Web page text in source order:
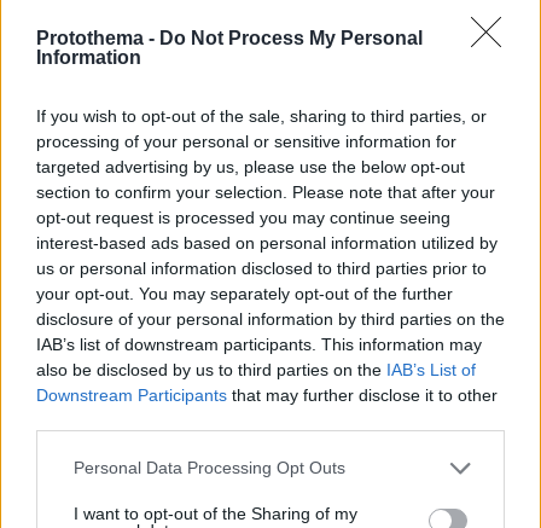
Protothema - Do Not Process My Personal
Information
If you wish to opt-out of the sale, sharing to third parties, or
processing of your personal or sensitive information for
targeted advertising by us, please use the below opt-out
section to confirm your selection. Please note that after your
opt-out request is processed you may continue seeing
interest-based ads based on personal information utilized by
us or personal information disclosed to third parties prior to
your opt-out. You may separately opt-out of the further
disclosure of your personal information by third parties on the
IAB’s list of downstream participants. This information may
also be disclosed by us to third parties on the IAB’s List of
Downstream Participants that may further disclose it to other
Please note that this website/app uses one or more Google
not limited to your visit or usage behaviour. You may click to
Personal Data Processing Opt Outs
I want to opt-out of the Sharing of my
έχουν οι λεγόμενες «Υπέροχες Επτά». Μετά το
πέρας της συνεδρίασης ανακοινώνουν
Amazon, με την Apple να ακολουθεί αύριο,
Πέμπτη.
Ιδιαίτερη προσοχή θα δοθεί στις προβλέψεις
τους για τις κεφαλαιουχικές δαπάνες, καθώς
και οι τέσσερις εταιρείες επενδύουν
δισεκατομμύρια δολάρια σε data centers και
υποδομές τεχνητής νοημοσύνης.
Τα αποτελέσματα έρχονται μία ημέρα μετά το
δημοσίευμα της Wall Street Journal σύμφωνα
με το οποίο η OpenAI απέτυχε να πετύχει
προκαλώντας νέες ανησυχίες για το κατά πόσο